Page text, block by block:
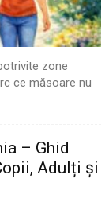
zone
ce măsoare nu
– Ghid
Adulți și